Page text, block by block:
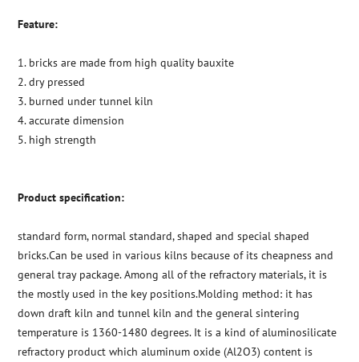
Feature:
1. bricks are made from high quality bauxite
2. dry pressed
3. burned under tunnel kiln
4. accurate dimension
5. high strength
Product specification:
standard form, normal standard, shaped and special shaped
bricks.Can be used in various kilns because of its cheapness and
general tray package. Among all of the refractory materials, it is
the mostly used in the key positions.Molding method: it has
down draft kiln and tunnel kiln and the general sintering
temperature is 1360-1480 degrees. It is a kind of aluminosilicate
refractory product which aluminum oxide (Al2O3) content is